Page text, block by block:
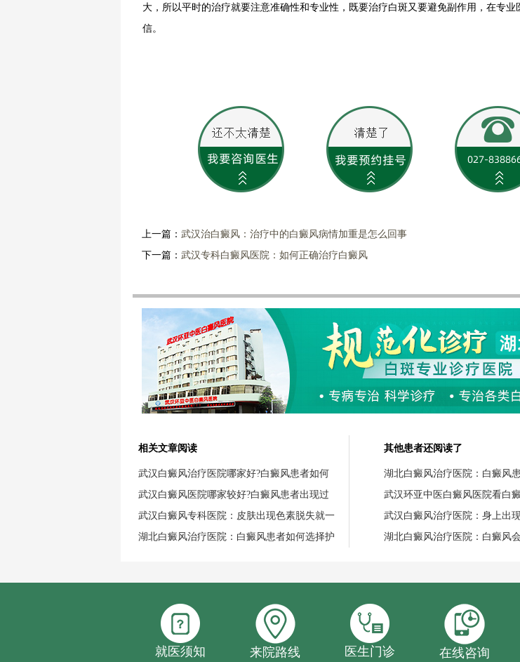
大，所以平时的治疗就要注意准确性和专业性，既要治疗白斑又要避免副作用，在专业
信。
上一篇： 武汉治白癜风：治疗中的白癜风病情加重是怎么回事
下一篇： 武汉专科白癜风医院：如何正确治疗白癜风
相关文章阅读
武汉白癜风治疗医院哪家好?白癜风患者如何
武汉白癜风医院哪家较好?白癜风患者出现过
武汉白癜风专科医院：皮肤出现色素脱失就一
湖北白癜风治疗医院：白癜风患者如何选择护
其他患者还阅读了
湖北白癜风治疗医院：白癜风
武汉环亚中医白癜风医院看白
武汉白癜风治疗医院：身上出
湖北白癜风治疗医院：白癜风
就医须知 来院路线 医生门诊 在线咨询